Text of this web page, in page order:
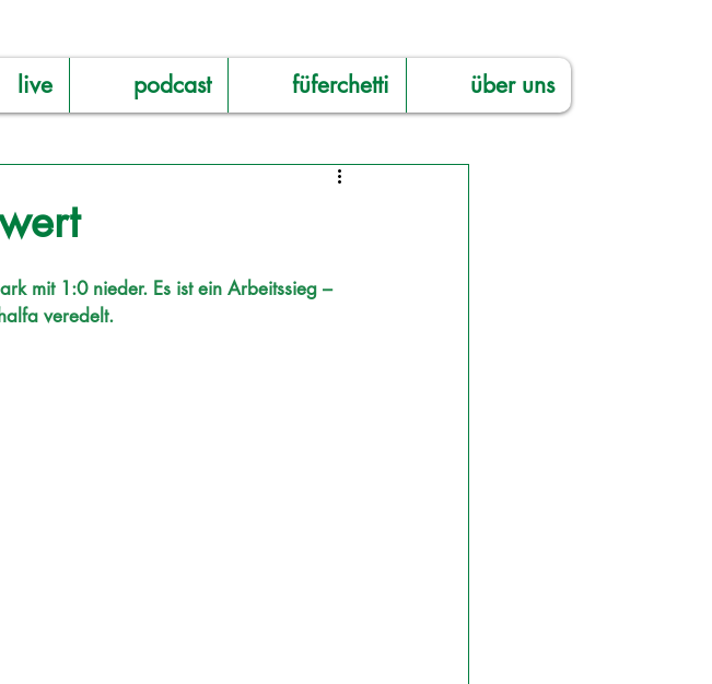
live podcast füferchetti über uns
mit 1:0 nieder. Es ist ein Arbeitssieg –
veredelt.